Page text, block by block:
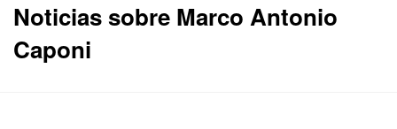
Noticias sobre Marco Antonio
Caponi